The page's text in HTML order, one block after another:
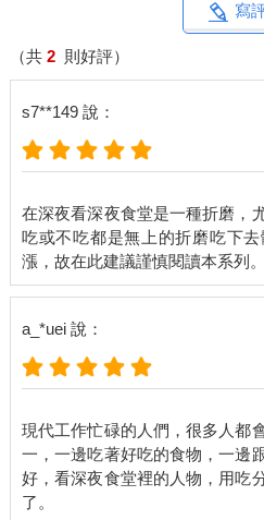
寫
（共 2 則好評）
s7**149 說：
在深夜看深夜食堂是一種折磨，
吃或不吃都是無上的折磨吃下
a_*uei 說：
現代工作忙碌的人們，很多人都
一，一邊吃著好吃的食物，一邊
好，看深夜食堂裡的人物，用吃